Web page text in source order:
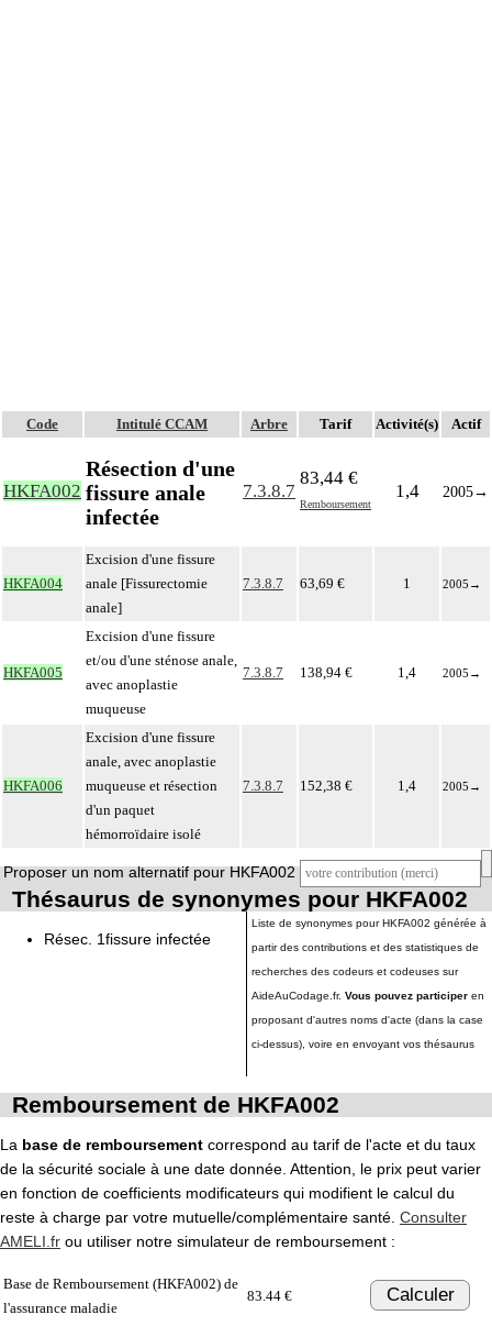
Code Intitulé CCAM Arbre Tarif Activité(s) Actif
HKFA002
Résection d'une
fissure anale
infectée
7.3.8.7
83,44 €
Remboursement
1,4 2005→
HKFA004
Excision d'une fissure
anale [Fissurectomie
anale]
7.3.8.7 63,69 € 1 2005 →
HKFA005
Excision d'une fissure
et/ou d'une sténose anale,
avec anoplastie
muqueuse
7.3.8.7 138,94 € 1,4 2005 →
HKFA006
Excision d'une fissure
anale, avec anoplastie
muqueuse et résection
d'un paquet
hémorroïdaire isolé
7.3.8.7 152,38 € 1,4 2005 →
Proposer un nom alternatif pour HKFA002
Thésaurus de synonymes pour HKFA002
Résec. 1fissure infectée
Liste de synonymes pour HKFA002 générée à
partir des contributions et des statistiques de
recherches des codeurs et codeuses sur
AideAuCodage.fr. Vous pouvez participer en
proposant d'autres noms d'acte (dans la case
ci-dessus), voire en envoyant vos thésaurus
Remboursement de HKFA002
La base de remboursement correspond au tarif de l'acte et du taux
de la sécurité sociale à une date donnée. Attention, le prix peut varier
en fonction de coefficients modificateurs qui modifient le calcul du
reste à charge par votre mutuelle/complémentaire santé. Consulter
AMELI.fr ou utiliser notre simulateur de remboursement :
Base de Remboursement (HKFA002) de
l'assurance maladie
83.44 € Calculer